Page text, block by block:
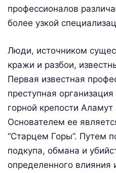
профессионалов
более узкой
Люди, источником
кражи и разбои,
Первая известная
преступная
горной крепости
Основателем ее
“Старцем Горы”. Путем
подкупа, обмана и
определенного влияния